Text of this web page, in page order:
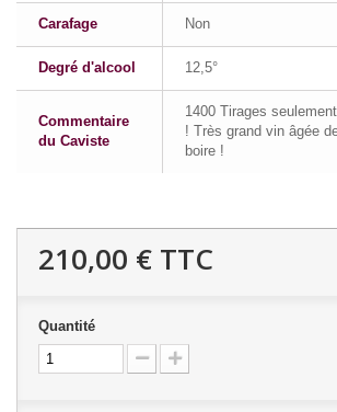
Carafage Non
Degré d'alcool 12,5°
Commentaire
du Caviste
1400 Tirages
! Très grand vin âgée
boire !
210,00 € TTC
Quantité